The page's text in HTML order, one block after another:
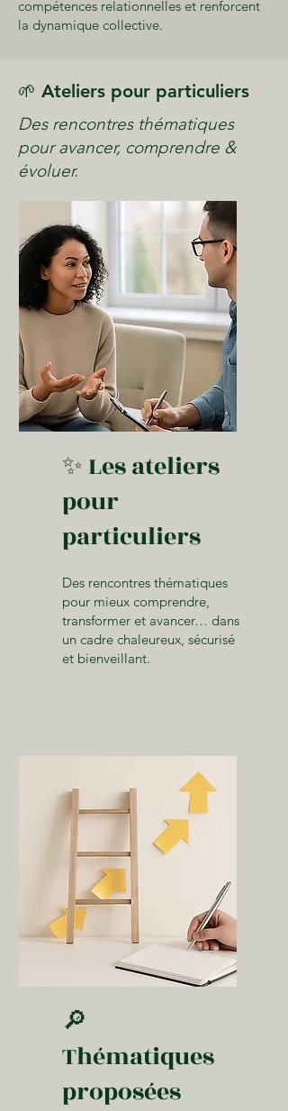
compétences relationnelles et renforcent
la dynamique collective.
🌱 Ateliers pour particuliers
Des rencontres thématiques
pour avancer, comprendre &
évoluer.
✨ Les ateliers
pour
particuliers
Des rencontres thématiques
pour mieux comprendre,
transformer et avancer… dans
un cadre chaleureux, sécurisé
et bienveillant.
🔎
Thématiques
proposées